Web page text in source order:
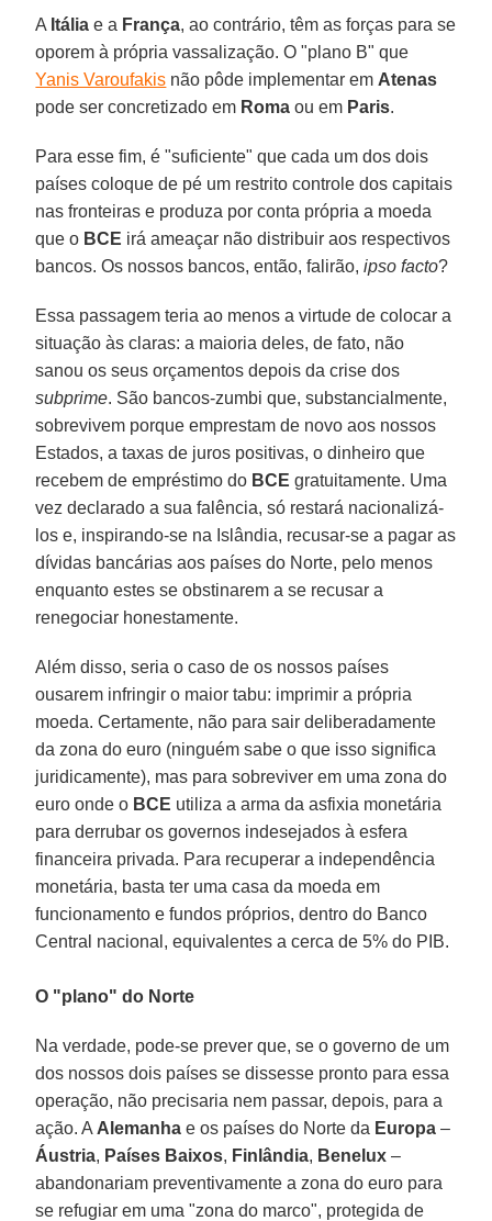
A Itália e a França, ao contrário, têm as forças para se
oporem à própria vassalização. O "plano B" que
Yanis Varoufakis não pôde implementar em Atenas
pode ser concretizado em Roma ou em Paris.
Para esse fim, é "suficiente" que cada um dos dois
países coloque de pé um restrito controle dos capitais
nas fronteiras e produza por conta própria a moeda
que o BCE irá ameaçar não distribuir aos respectivos
bancos. Os nossos bancos, então, falirão,ipso facto?
Essa passagem teria ao menos a virtude de colocar a
situação às claras: a maioria deles, de fato, não
sanou os seus orçamentos depois da crise dos
subprime. São bancos-zumbi que, substancialmente,
sobrevivem porque emprestam de novo aos nossos
Estados, a taxas de juros positivas, o dinheiro que
recebem de empréstimo do BCE gratuitamente. Uma
vez declarado a sua falência, só restará nacionalizá-
los e, inspirando-se na Islândia, recusar-se a pagar as
dívidas bancárias aos países do Norte, pelo menos
enquanto estes se obstinarem a se recusar a
renegociar honestamente.
Além disso, seria o caso de os nossos países
ousarem infringir o maior tabu: imprimir a própria
moeda. Certamente, não para sair deliberadamente
da zona do euro (ninguém sabe o que isso significa
juridicamente), mas para sobreviver em uma zona do
euro onde o BCE utiliza a arma da asfixia monetária
para derrubar os governos indesejados à esfera
financeira privada. Para recuperar a independência
monetária, basta ter uma casa da moeda em
funcionamento e fundos próprios, dentro do Banco
Central nacional, equivalentes a cerca de 5% do PIB.
O "plano" do Norte
Na verdade, pode-se prever que, se o governo de um
dos nossos dois países se dissesse pronto para essa
operação, não precisaria nem passar, depois, para a
ação. A Alemanha e os países do Norte da Europa –
Áustria, Países Baixos, Finlândia, Benelux –
abandonariam preventivamente a zona do euro para
se refugiar em uma "zona do marco", protegida de